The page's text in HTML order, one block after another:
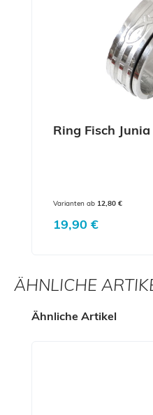
Ring Fisch Junia
Varianten ab 12,80 €
Regulärer Preis:
19,90 €
ÄHNLICHE
Produktgalerie
Ähnliche Artikel